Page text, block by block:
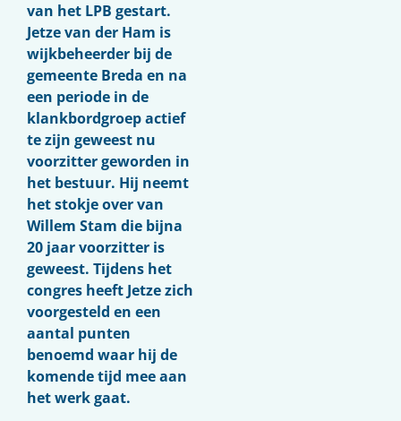
van het LPB gestart.
Jetze van der Ham is
wijkbeheerder bij de
gemeente Breda en na
een periode in de
klankbordgroep actief
te zijn geweest nu
voorzitter geworden in
het bestuur. Hij neemt
het stokje over van
Willem Stam die bijna
20 jaar voorzitter is
geweest. Tijdens het
congres heeft Jetze zich
voorgesteld en een
aantal punten
benoemd waar hij de
komende tijd mee aan
het werk gaat.